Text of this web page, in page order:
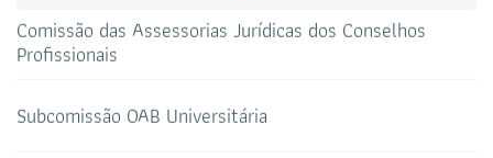
69 3217-2099
TELEFONE
E-MAIL TRIBUNAL DE ÉTICA
Subcomissão OAB Universitária
Comissão Especial de Defesa dos Direitos dos Povos
Indígenas